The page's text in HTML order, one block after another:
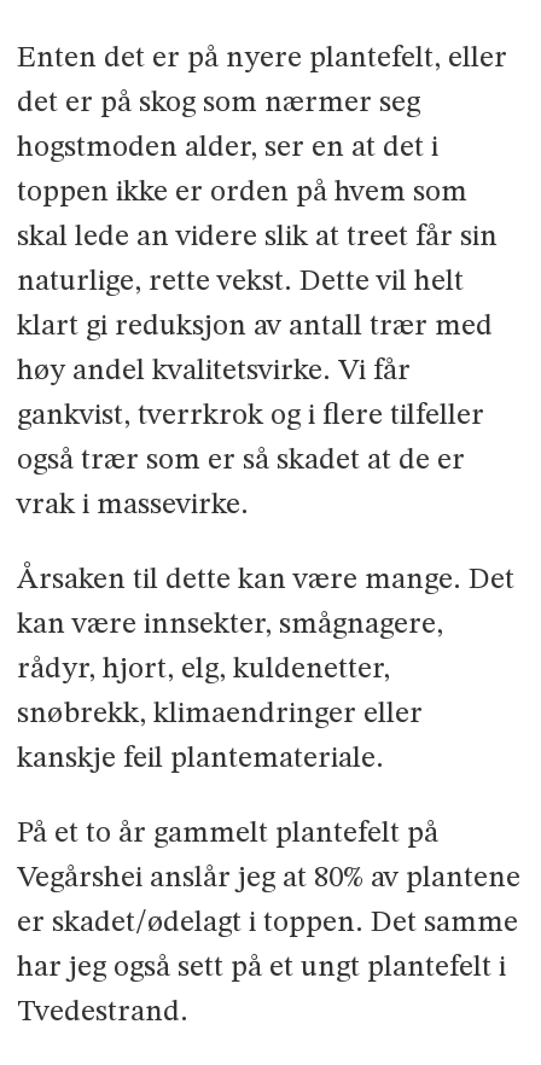
Enten det er på nyere plantefelt, eller
det er på skog som nærmer seg
hogstmoden alder, ser en at det i
toppen ikke er orden på hvem som
skal lede an videre slik at treet får sin
naturlige, rette vekst. Dette vil helt
klart gi reduksjon av antall trær med
høy andel kvalitetsvirke. Vi får
gankvist, tverrkrok og i flere tilfeller
også trær som er så skadet at de er
vrak i massevirke.
Årsaken til dette kan være mange. Det
kan være innsekter, smågnagere,
rådyr, hjort, elg, kuldenetter,
snøbrekk, klimaendringer eller
kanskje feil plantemateriale.
På et to år gammelt plantefelt på
Vegårshei anslår jeg at 80% av plantene
er skadet/ødelagt i toppen. Det samme
har jeg også sett på et ungt plantefelt i
Tvedestrand.